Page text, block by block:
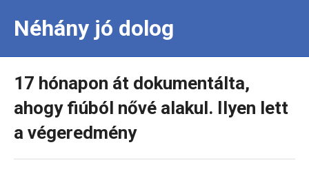
Néhány jó dolog
17 hónapon át dokumentálta,
ahogy fiúból nővé alakul. Ilyen lett
a végeredmény